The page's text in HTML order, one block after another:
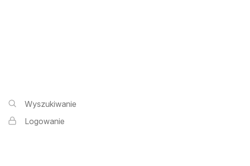
Wyszukiwarka i logowanie
Wyszukiwanie
Logowanie